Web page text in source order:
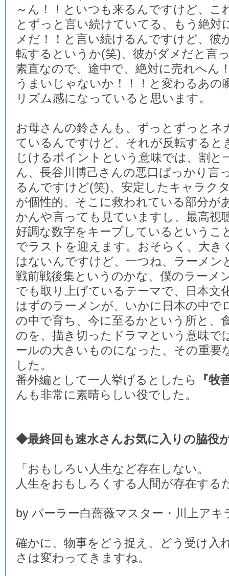
～ん！！といつも来るんですけど、こ
とずっと言い続けていてる、もう絶対
メだ！！と言い続けるんですけど、彼
転するというか(笑)、彼がダメだと言
素直なので、途中で、絶対に売れへん
うまいじゃないか！！！と変わるあの
リズム感になっていると思います。
お母さんの鈴さんも、ずっとずっとネ
ているんですけど、それが反転すると
じけるポイントという意味では、割と
ん、長谷川博己さんの悪口ばっかり言
るんですけど(笑)、安定したキャラク
が個性的、そこに救われている部分が
かんや言っても見ていますし、最高視
好調な数字をキープしているというこ
でラストを迎えます。おそらく、大き
はないんですけど、一つね、ラーメン
戦前戦後集というのかな、僕のラーメ
でも取り上げているテーマで、日本文
はずのラーメンが、いかに日本の中で
の中で育ち、今に至るかという所と、
のを、描き切ったドラマという意味で
ールの大きいものになった、その重要
した。
番外編として一人挙げるとしたら
『牧
んも非常に素晴らしい役でした。
◆最終回も速水さんお気に入りの脇役
「おもしろい人生など存在しない。
人生をおもしろくする人間が存在する
by パーラー白薔薇マスター・川上アキ
確かに、物事をどう捉え、どう受け入
さは変わってきますね。